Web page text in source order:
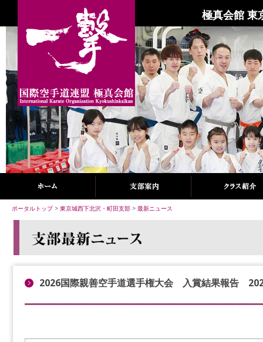
極真会館 東
ポータルトップ> 東京城西下北沢・町田支部 > 最新ニュース
2026国際親善空手道選手権大会 入賞結果報告